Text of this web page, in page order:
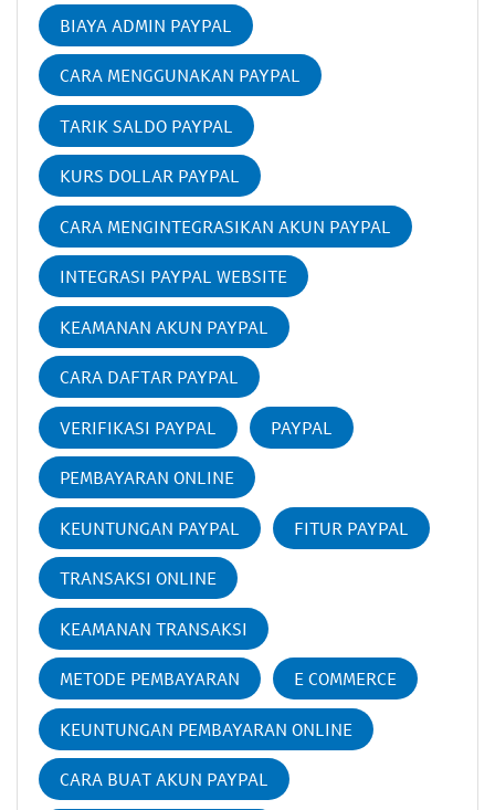
BIAYA ADMIN PAYPAL
CARA MENGGUNAKAN PAYPAL
TARIK SALDO PAYPAL
KURS DOLLAR PAYPAL
CARA MENGINTEGRASIKAN AKUN PAYPAL
INTEGRASI PAYPAL WEBSITE
KEAMANAN AKUN PAYPAL
CARA DAFTAR PAYPAL
VERIFIKASI PAYPAL PAYPAL
PEMBAYARAN ONLINE
KEUNTUNGAN PAYPAL FITUR PAYPAL
TRANSAKSI ONLINE
KEAMANAN TRANSAKSI
METODE PEMBAYARAN E COMMERCE
KEUNTUNGAN PEMBAYARAN ONLINE
CARA BUAT AKUN PAYPAL